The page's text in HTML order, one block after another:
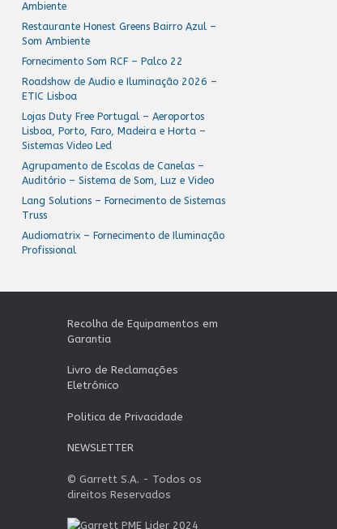
Ambiente
Restaurante Honest Greens Bairro Azul –
Som Ambiente
Fornecimento Som RCF – Palco 22
Roadshow de Audio e Iluminação 2026 –
ETIC Lisboa
Lojas Duty Free Portugal – Aeroportos
Lisboa, Porto, Faro, Madeira e Horta –
Sistemas Video Led
Agrupamento de Escolas de Canelas –
Auditório – Sistema de Som, Luz e Video
Lang Solutions – Fornecimento de Sistemas
Truss
Audiomatrix – Fornecimento de Iluminação
Profissional
Recolha de Equipamentos em
Garantia
Livro de Reclamações
Eletrónico
Politica de Privacidade
NEWSLETTER
© Garrett S.A. - Todos os
direitos Reservados